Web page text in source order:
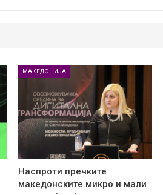
МАКЕДОНИЈА
Наспроти пречките
македонските микро и мали